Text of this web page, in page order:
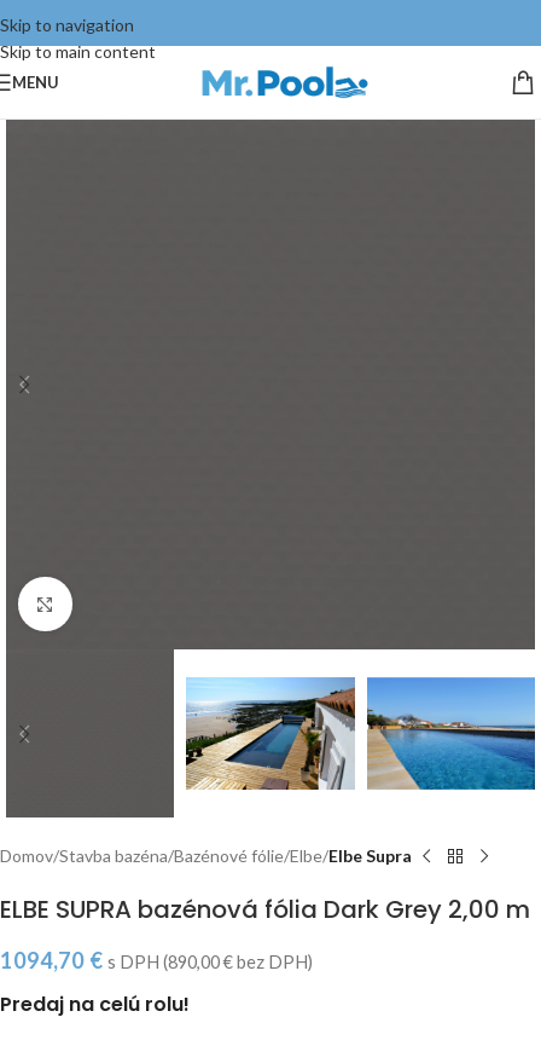
Skip to navigation
Skip to main content
MENU
Click to enlarge
Domov Stavba bazéna Bazénové fólie Elbe Elbe Supra
ELBE SUPRA bazénová fólia Dark Grey 2,00 m
1094,70 € s DPH (890,00€bez DPH)
Predaj na celú rolu!